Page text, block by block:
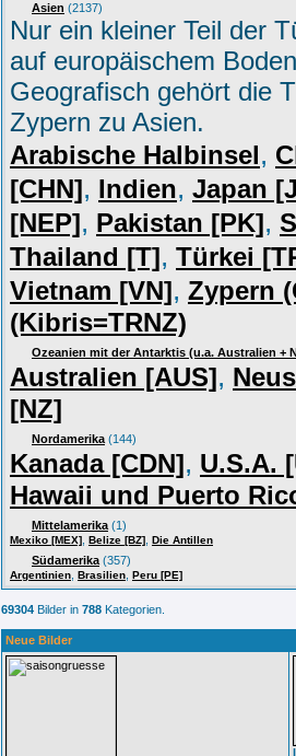
Asien (2137)
Nur ein kleiner Teil der
auf europäischem
Geografisch gehört die
Zypern zu Asien.
Arabische Halbinsel,
[CHN], Indien, Japan
[NEP], Pakistan [PK],
Thailand [T], Türkei
Vietnam [VN], Zypern
(Kibris=TRNZ)
Ozeanien mit der Antarktis (u.a. Australien +
Australien [AUS],
[NZ]
Nordamerika (144)
Kanada [CDN], U.S.A.
Hawaii und Puerto
Mittelamerika (1)
Mexiko [MEX] Belize [BZ] Die Antillen
Südamerika (357)
Argentinien Brasilien Peru [PE]
69304 Bilder in 788 Kategorien.
Neue Bilder